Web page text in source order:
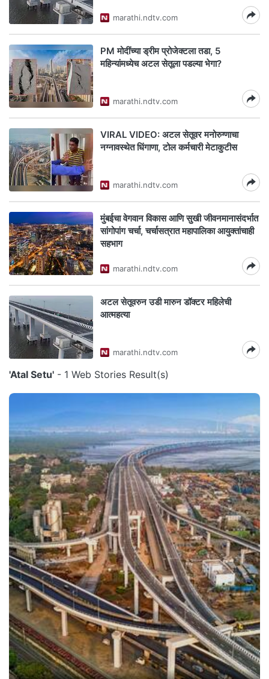
marathi.ndtv.com
PM मोदींच्या ड्रीम प्रोजेक्टला तडा, 5
महिन्यांमध्येच अटल सेतूला पडल्या भेगा?
marathi.ndtv.com
VIRAL VIDEO: अटल सेतूवर मनोरुग्णाचा
नग्नावस्थेत धिंगाणा, टोल कर्मचारी मेटाकुटीस
marathi.ndtv.com
मुंबईचा वेगवान विकास आणि सुखी जीवनमानासंदर्भात
सांगोपांग चर्चा, चर्चासत्रात महापालिका आयुक्तांचाही
सहभाग
marathi.ndtv.com
अटल सेतूवरुन उडी मारुन डॉक्टर महिलेची
आत्महत्या
marathi.ndtv.com
'Atal Setu' - 1 Web Stories Result(s)